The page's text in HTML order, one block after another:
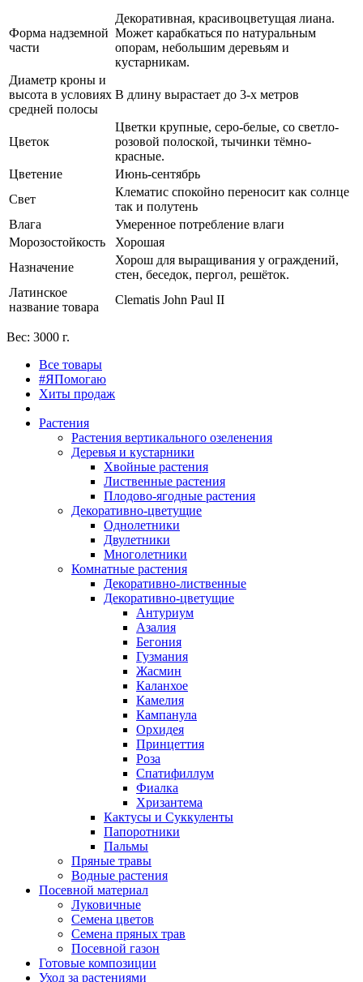
Форма надземной
части
Декоративная, красивоцветущая лиана.
Может карабкаться по натуральным
опорам, небольшим деревьям и
кустарникам.
Диаметр кроны и
высота в условиях
средней полосы
В длину вырастает до 3-х метров
Цветок
Цветки крупные, серо-белые, со светло-
розовой полоской, тычинки тёмно-
красные.
Цветение
Июнь-сентябрь
Свет
Клематис спокойно переносит как солнце
так и полутень
Влага
Умеренное потребление влаги
Морозостойкость
Хорошая
Назначение
Хорош для выращивания у ограждений,
стен, беседок, пергол, решёток.
Латинское
название товара
Clematis John Paul II
Вес: 3000 г.
Все товары
#ЯПомогаю
Хиты продаж
Растения
Растения вертикального озеленения
Деревья и кустарники
Хвойные растения
Лиственные растения
Плодово-ягодные растения
Декоративно-цветущие
Однолетники
Двулетники
Многолетники
Комнатные растения
Декоративно-лиственные
Декоративно-цветущие
Антуриум
Азалия
Бегония
Гузмания
Жасмин
Каланхое
Камелия
Кампанула
Орхидея
Принцеттия
Роза
Спатифиллум
Фиалка
Хризантема
Кактусы и Суккуленты
Папоротники
Пальмы
Пряные травы
Водные растения
Посевной материал
Луковичные
Семена цветов
Семена пряных трав
Посевной газон
Готовые композиции
Уход за растениями